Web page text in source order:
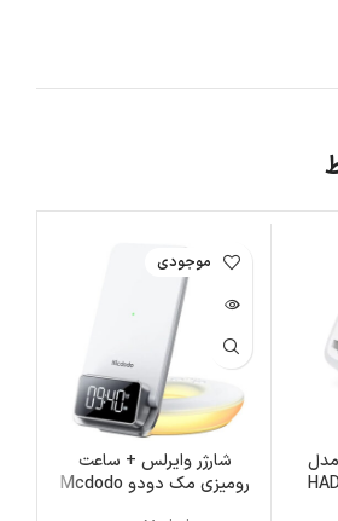
اتمام موجودی
شارژر وایرلس + ساعت
رومیزی مک دودو Mcdodo